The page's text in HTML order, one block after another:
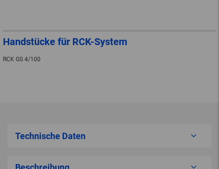
Handstücke für RCK-System
RCK GS 4/100
Technische Daten